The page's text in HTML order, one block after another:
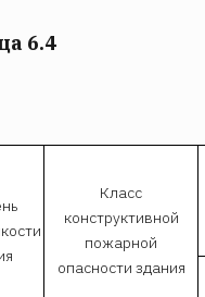
6.4
Класс
конструктивной
пожарной
опасности здания